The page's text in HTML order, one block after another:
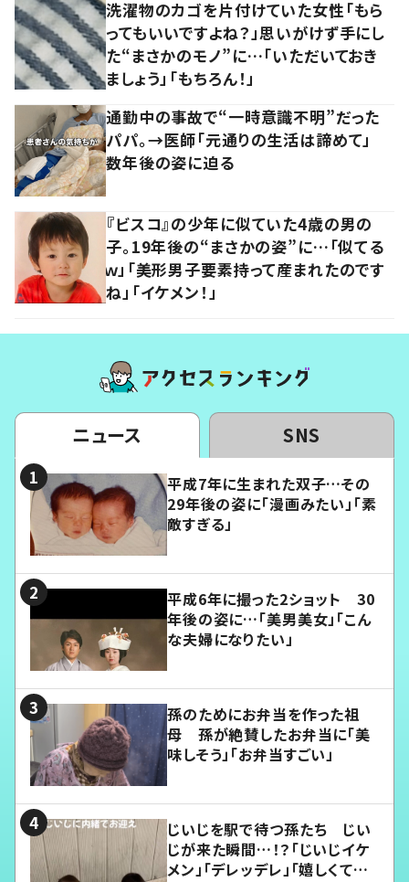
洗濯物のカゴを片付けていた女性「もら
ってもいいですよね？」思いがけず手にし
た“まさかのモノ”に…「いただいておき
ましょう」「もちろん！」
通勤中の事故で“一時意識不明”だった
パパ。→医師「元通りの生活は諦めて」
数年後の姿に迫る
『ビスコ』の少年に似ていた4歳の男の
子。19年後の“まさかの姿”に…「似てる
ｗ」「美形男子要素持って産まれたのです
ね」「イケメン！」
ニュース SNS
平成7年に生まれた双子…その
29年後の姿に「漫画みたい」「素
敵すぎる」
平成6年に撮った2ショット 30
年後の姿に…「美男美女」「こん
な夫婦になりたい」
孫のためにお弁当を作った祖
母 孫が絶賛したお弁当に「美
味しそう」「お弁当すごい」
じいじを駅で待つ孫たち じい
じが来た瞬間…！？「じいじイケ
メン」「デレッデレ」「嬉しくて可